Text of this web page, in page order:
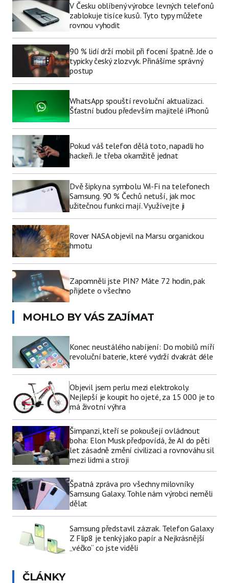
V Česku oblíbený výrobce levných telefonů
zablokuje tisíce kusů. Tyto typy můžete
rovnou vyhodit
90 % lidí drží mobil při focení špatně. Jde o
typicky český zlozvyk. Přinášíme správný
postup
WhatsApp spouští revoluční aktualizaci.
Šťastní budou především majitelé iPhonů
Pokud váš telefon dělá toto, napadli ho
hackeři. Je třeba okamžitě jednat
Dvě šipky na symbolu Wi-Fi na telefonech
Samsung. 90 % Čechů netuší, jak moc
užitečnou funkci mají. Využívejte ji
Rover NASA objevil na Marsu organickou
hmotu
Zapomněli jste PIN? Máte 72 hodin, pak
přijdete o všechno
MOHLO BY VÁS ZAJÍMAT
Konec neustálého nabíjení: Do mobilů míří
revoluční baterie, které vydrží dvakrát déle
Objevil jsem perlu mezi elektrokoly.
Nejlepší je koupit ho ojeté, za 15 000 je to
má životní výhra
Šimpanzi, kteří se pokoušejí ovládnout
boha: Elon Musk předpovídá, že AI do pěti
let zásadně změní civilizaci a rovnováhu sil
mezi lidmi a stroji
Špatná zpráva pro všechny milovníky
Samsung Galaxy. Tohle nám výrobci neměli
dělat
Samsung představil zázrak. Telefon Galaxy
Z Flip8 je tenký jako papír a Nejkrásnější
„véčko“ co jste viděli
ČLÁNKY